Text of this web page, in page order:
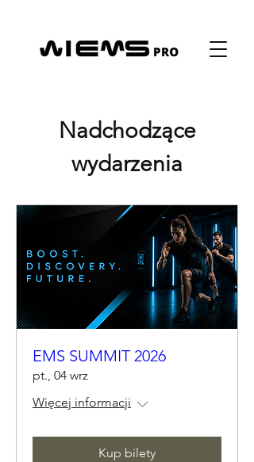
Nadchodzące
wydarzenia
EMS SUMMIT 2026
pt., 04 wrz
Więcej informacji
Kup bilety